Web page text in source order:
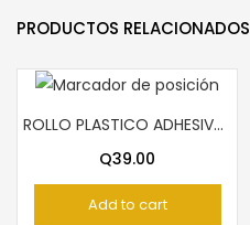
PRODUCTOS RELACIONADOS
ROLLO PLASTICO ADHESIVO FAST
Q39.00
Add to cart